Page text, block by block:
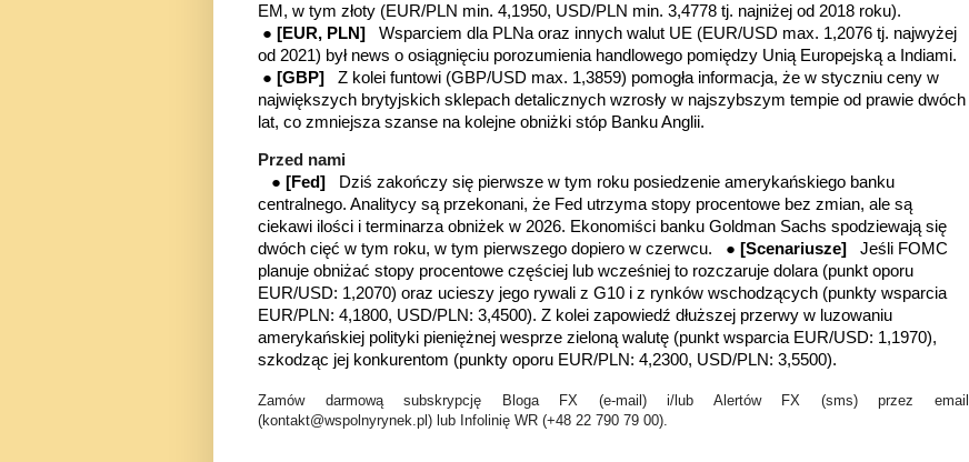
EM, w tym złoty (EUR/PLN min. 4,1950, USD/PLN min. 3,4778 tj. najniżej od 2018 roku).
● [EUR, PLN] Wsparciem dla PLNa oraz innych walut UE (EUR/USD max. 1,2076 tj. najwyżej
od 2021) był news o osiągnięciu porozumienia handlowego pomiędzy Unią Europejską a Indiami.
● [GBP]
Z kolei funtowi (GBP/USD max. 1,3859) pomogła informacja, że w styczniu ceny w
największych brytyjskich sklepach detalicznych wzrosły w najszybszym tempie od prawie dwóch
lat, co zmniejsza szanse na kolejne obniżki stóp Banku Anglii.
Przed nami
● [Fed] Dziś zakończy się pierwsze w tym roku posiedzenie amerykańskiego banku
centralnego. Analitycy są przekonani, że Fed utrzyma stopy procentowe bez zmian, ale są
ciekawi ilości i terminarza obniżek w 2026. Ekonomiści banku Goldman Sachs spodziewają się
dwóch cięć w tym roku, w tym pierwszego dopiero w czerwcu. ● [Scenariusze]
Jeśli FOMC
planuje obniżać stopy procentowe częściej lub wcześniej to rozczaruje dolara (punkt oporu
EUR/USD: 1,2070) oraz ucieszy jego rywali z G10 i z rynków wschodzących (punkty wsparcia
EUR/PLN: 4,1800, USD/PLN: 3,4500). Z kolei zapowiedź dłuższej przerwy w luzowaniu
amerykańskiej polityki pieniężnej wesprze zieloną walutę (punkt wsparcia EUR/USD: 1,1970),
szkodząc jej konkurentom (punkty oporu EUR/PLN: 4,2300, USD/PLN: 3,5500).
Zamów darmową subskrypcję Bloga FX (e-mail) i/lub Alertów FX (sms) przez email
(kontakt@wspolnyrynek.pl) lub Infolinię WR (+48 22 790 79 00).